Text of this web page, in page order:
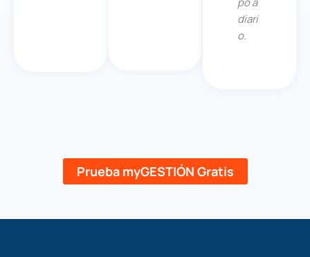
diari
o.
Prueba myGESTIÓN Gratis